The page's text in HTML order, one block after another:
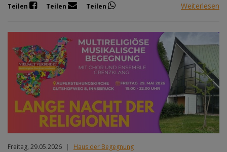
Teilen Teilen Teilen Weiterlesen
Freitag, 29.05.2026 | Haus der Begegnung